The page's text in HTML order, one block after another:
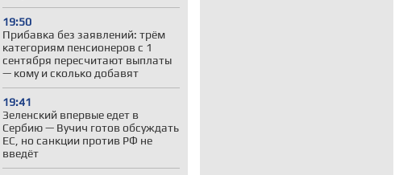
19:50
Прибавка без заявлений: трём
категориям пенсионеров с 1
сентября пересчитают выплаты
— кому и сколько добавят
19:41
Зеленский впервые едет в
Сербию — Вучич готов обсуждать
ЕС, но санкции против РФ не
введёт